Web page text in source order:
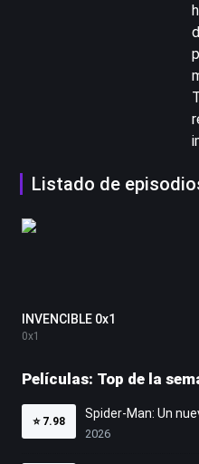
Listado de
INVENCIBLE 0x1
0x1
Películas: Top de la
⭐ 7.98
Spider-Man: Un
2026